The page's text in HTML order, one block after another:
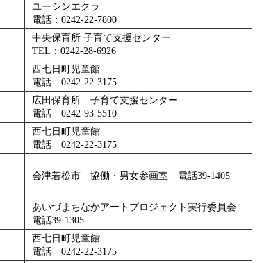
ユーシンエクラ
電話：0242-22-7800
中央保育所 子育て支援センター
TEL：0242-28-6926
西七日町児童館
電話 0242-22-3175
広田保育所 子育て支援センター
電話 0242-93-5510
西七日町児童館
電話 0242-22-3175
会津若松市 協働・男女参画室 電話39-1405
あいづまちなかアートプロジェクト実行委員会
電話39-1305
西七日町児童館
電話 0242-22-3175